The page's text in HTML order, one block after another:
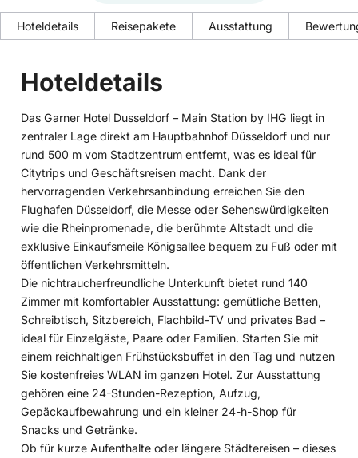
Hoteldetails Reisepakete Ausstattung
Hoteldetails
Das Garner Hotel Dusseldorf – Main Station by IHG liegt in
zentraler Lage direkt am Hauptbahnhof Düsseldorf und nur
rund 500 m vom Stadtzentrum entfernt, was es ideal für
Citytrips und Geschäftsreisen macht. Dank der
hervorragenden Verkehrsanbindung erreichen Sie den
Flughafen Düsseldorf, die Messe oder Sehenswürdigkeiten
wie die Rheinpromenade, die berühmte Altstadt und die
exklusive Einkaufsmeile Königsallee bequem zu Fuß oder mit
öffentlichen Verkehrsmitteln.
Die nichtraucherfreundliche Unterkunft bietet rund 140
Zimmer mit komfortabler Ausstattung: gemütliche Betten,
Schreibtisch, Sitzbereich, Flachbild-TV und privates Bad –
ideal für Einzelgäste, Paare oder Familien. Starten Sie mit
einem reichhaltigen Frühstücksbuffet in den Tag und nutzen
Sie kostenfreies WLAN im ganzen Hotel. Zur Ausstattung
gehören eine 24-Stunden-Rezeption, Aufzug,
Gepäckaufbewahrung und ein kleiner 24-h-Shop für
Snacks und Getränke.
Ob für kurze Aufenthalte oder längere Städtereisen – dieses